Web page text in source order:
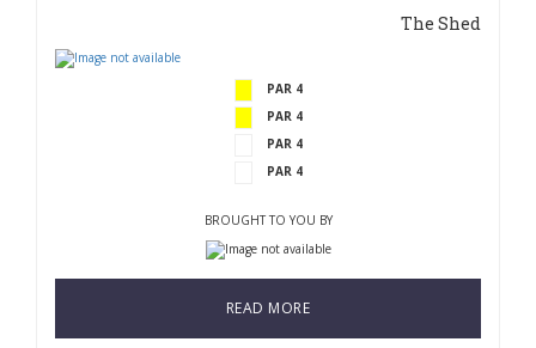
The Shed
PAR 4
PAR 4
PAR 4
PAR 4
BROUGHT TO YOU BY
READ MORE